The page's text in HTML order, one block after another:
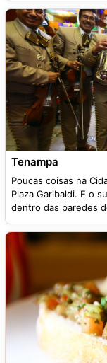
Tenampa
Poucas coisas na
Plaza Garibaldi. E o
dentro das paredes